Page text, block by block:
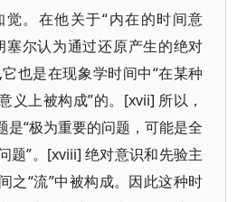
。在他关于“内在的时间意
塞尔认为通过还原产生的绝对
也是在现象学时间中“在某种
义上被构成”的。[xvii] 所以，
是“极为重要的问题，可能是全
题”。[xviii] 绝对意识和先验主
之“流”中被构成。因此这种时